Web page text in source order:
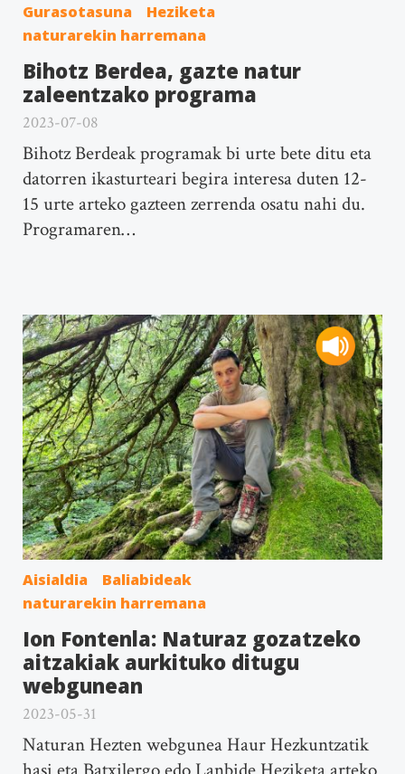
Gurasotasuna
Heziketa
naturarekin harremana
Bihotz Berdea, gazte natur
zaleentzako programa
2023-07-08
Bihotz Berdeak programak bi urte bete ditu eta
datorren ikasturteari begira interesa duten 12-
15 urte arteko gazteen zerrenda osatu nahi du.
Programaren…
Aisialdia
Baliabideak
naturarekin harremana
Ion Fontenla: Naturaz gozatzeko
aitzakiak aurkituko ditugu
webgunean
2023-05-31
Naturan Hezten webgunea Haur Hezkuntzatik